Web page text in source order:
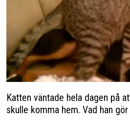
Katten väntade hela dagen på
skulle komma hem. Vad han